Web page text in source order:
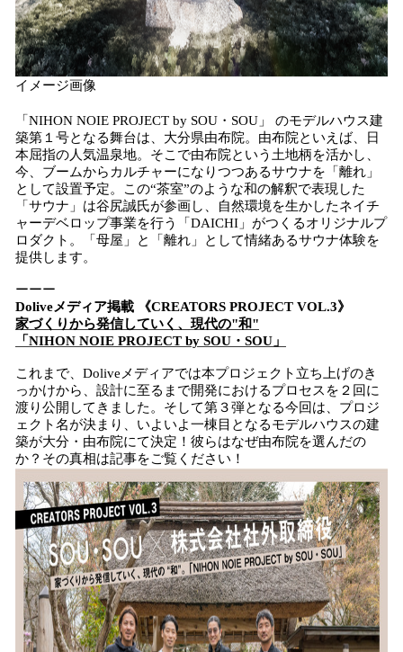
イメージ画像
「NIHON NOIE PROJECT by SOU・SOU」 のモデルハウス建
築第１号となる舞台は、大分県由布院。由布院といえば、日
本屈指の人気温泉地。そこで由布院という土地柄を活かし、
今、ブームからカルチャーになりつつあるサウナを「離れ」
として設置予定。この“茶室”のような和の解釈で表現した
「サウナ」は谷尻誠氏が参画し、自然環境を生かしたネイチ
ャーデベロップ事業を行う「DAICHI」がつくるオリジナルプ
ロダクト。「母屋」と「離れ」として情緒あるサウナ体験を
提供します。
ーーー
Doliveメディア掲載 《CREATORS PROJECT VOL.3》
家づくりから発信していく、現代の"和"
「NIHON NOIE PROJECT by SOU・SOU」
これまで、Doliveメディアでは本プロジェクト立ち上げのき
っかけから、設計に至るまで開発におけるプロセスを２回に
渡り公開してきました。そして第３弾となる今回は、プロジ
ェクト名が決まり、いよいよ一棟目となるモデルハウスの建
築が大分・由布院にて決定！彼らはなぜ由布院を選んだの
か？その真相は記事をご覧ください！